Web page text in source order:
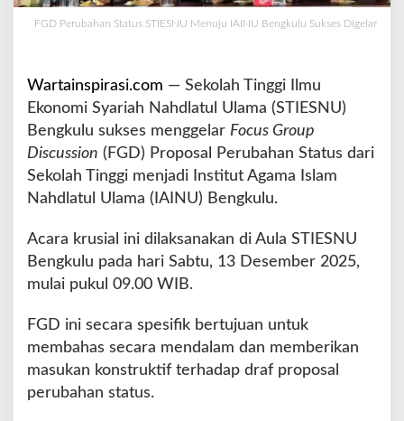
T
S
N
M
e
n
u
I
A
U
e
n
FGD Perubahan Status STIESNU Menuju IAINU Bengkulu Sukses Digelar
Wartainspirasi.com — Sekolah Tinggi Ilmu
Ekonomi Syariah Nahdlatul Ulama (STIESNU)
Bengkulu sukses menggelar Focus Group
Discussion (FGD) Proposal Perubahan Status dari
Sekolah Tinggi menjadi Institut Agama Islam
Nahdlatul Ulama (IAINU) Bengkulu.
Acara krusial ini dilaksanakan di Aula STIESNU
Bengkulu pada hari Sabtu, 13 Desember 2025,
mulai pukul 09.00 WIB.
FGD ini secara spesifik bertujuan untuk
membahas secara mendalam dan memberikan
masukan konstruktif terhadap draf proposal
perubahan status.